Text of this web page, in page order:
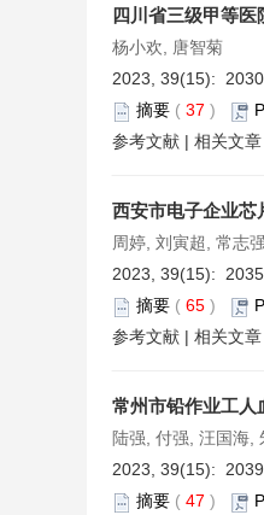
四川省三级甲等
杨小欢, 唐智菊
2023, 39(15):
摘要 ( 37 )
参考文献 | 相关文章
西安市电子企业芯
周婷, 刘寅超, 常志
2023, 39(15):
摘要 ( 65 )
参考文献 | 相关文章
常州市铅作业工人
陆强, 付强, 汪国海,
2023, 39(15):
摘要 ( 47 )